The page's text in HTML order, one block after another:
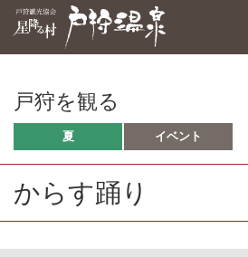
戸狩を観る
夏 イベント
からす踊り